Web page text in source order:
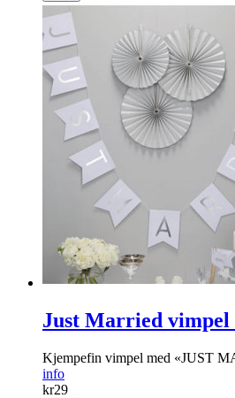
Just Married vimpel
Kjempefin vimpel med «JUST
info
kr29